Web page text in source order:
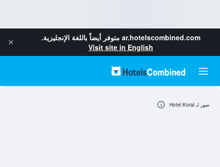
ar.hotelscombined.com متوفر أيضاً باللغة الإنجليزية.
Visit site in English
صور لـ Hotel Koral